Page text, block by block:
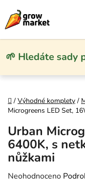
🌱 Hledáte sady
Domů
/ Výhodné komplety /
Microgreens LED Set,
Urban
6400K, s
nůžkami
Průměrné hodnocení
Neohodnoceno